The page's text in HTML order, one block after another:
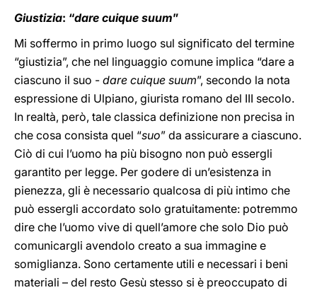
Giustizia: “dare cuique suum”
Mi soffermo in primo luogo sul significato del termine
“giustizia”, che nel linguaggio comune implica “dare a
ciascuno il suo - dare cuique suum”, secondo la nota
espressione di Ulpiano, giurista romano del III secolo.
In realtà, però, tale classica definizione non precisa in
che cosa consista quel “suo” da assicurare a ciascuno.
Ciò di cui l’uomo ha più bisogno non può essergli
garantito per legge. Per godere di un’esistenza in
pienezza, gli è necessario qualcosa di più intimo che
può essergli accordato solo gratuitamente: potremmo
dire che l’uomo vive di quell’amore che solo Dio può
comunicargli avendolo creato a sua immagine e
somiglianza. Sono certamente utili e necessari i beni
materiali – del resto Gesù stesso si è preoccupato di